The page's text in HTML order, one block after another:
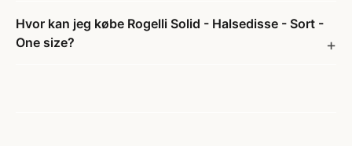
Hvor kan jeg købe Rogelli Solid - Halsedisse - Sort -
One size?